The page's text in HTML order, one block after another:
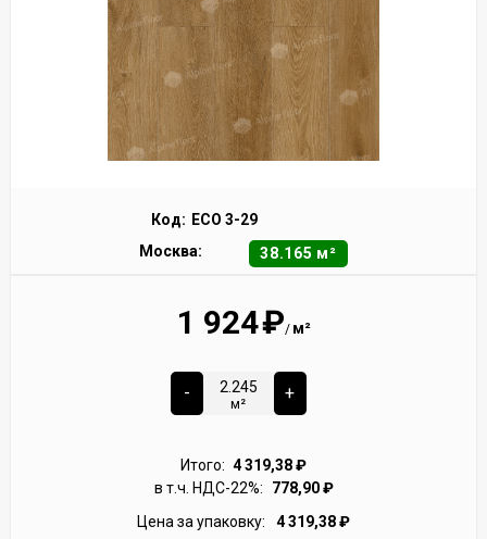
Код: ECO 3-29
Москва:
38.165 м²
1 924₽/ м²
-
м²
+
Итого: 4 319,38₽
в т.ч. НДС-22%:
778,90₽
Цена за упаковку:
4 319,38₽